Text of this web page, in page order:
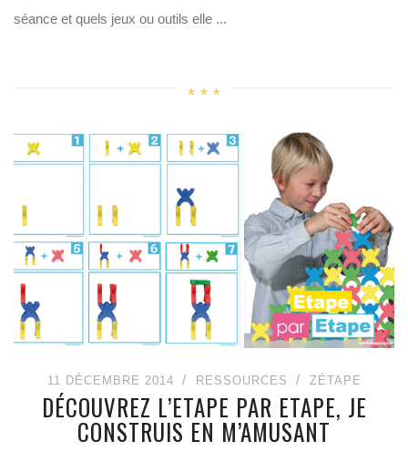
séance et quels jeux ou outils elle ...
11 DÉCEMBRE 2014 RESSOURCES ZÉTAPE
DÉCOUVREZ L’ETAPE PAR ETAPE, JE
CONSTRUIS EN M’AMUSANT